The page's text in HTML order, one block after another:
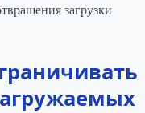
загрузки